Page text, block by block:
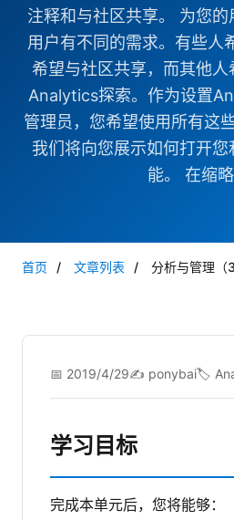
注释和与社区共享。 为您
用户有不同的需求。有些人
希望与社区共享，而其他
Analytics探索。作为设置
管理员，您希望使用所有这
我们将向您展示如何打开
能。 在缩
首页 / 文章列表 / 分析与管理（
📅 2019/4/29✍️ ponybai🏷️
学习目标
完成本单元后，您将能够：